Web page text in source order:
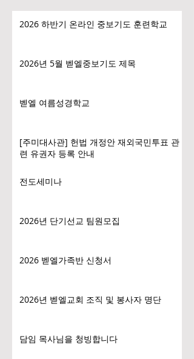
2026 하반기 온라인 중보기도 훈련학교
2026년 5월 벧엘중보기도 제목
벧엘 여름성경학교
[주미대사관] 헌법 개정안 재외국민투표 관
련 유권자 등록 안내
전도세미나
2026년 단기선교 팀원모집
2026 벧엘가족반 신청서
2026년 벧엘교회 조직 및 봉사자 명단
담임 목사님을 청빙합니다